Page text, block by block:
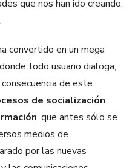
que nos han ido creando,
convertido en un mega
todo usuario dialoga,
de este
de socialización
, que antes sólo se
medios de
por las nuevas